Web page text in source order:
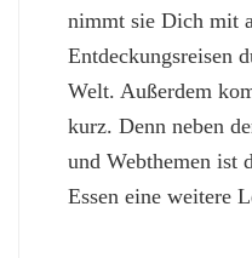
nimmt sie Dich mit
Entdeckungsreisen
Welt. Außerdem
kurz. Denn neben
und Webthemen ist
Essen eine weitere